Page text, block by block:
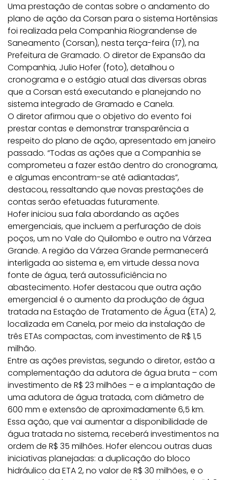
Uma prestação de contas sobre o andamento do
plano de ação da Corsan para o sistema Hortênsias
foi realizada pela Companhia Riograndense de
Saneamento (Corsan), nesta terça-feira (17), na
Prefeitura de Gramado. O diretor de Expansão da
Companhia, Julio Hofer (foto), detalhou o
cronograma e o estágio atual das diversas obras
que a Corsan está executando e planejando no
sistema integrado de Gramado e Canela.
O diretor afirmou que o objetivo do evento foi
prestar contas e demonstrar transparência a
respeito do plano de ação, apresentado em janeiro
passado. “Todas as ações que a Companhia se
comprometeu a fazer estão dentro do cronograma,
e algumas encontram-se até adiantadas”,
destacou, ressaltando que novas prestações de
contas serão efetuadas futuramente.
Hofer iniciou sua fala abordando as ações
emergenciais, que incluem a perfuração de dois
poços, um no Vale do Quilombo e outro na Várzea
Grande. A região da Várzea Grande permanecerá
interligada ao sistema e, em virtude dessa nova
fonte de água, terá autossuficiência no
abastecimento. Hofer destacou que outra ação
emergencial é o aumento da produção de água
tratada na Estação de Tratamento de Água (ETA) 2,
localizada em Canela, por meio da instalação de
três ETAs compactas, com investimento de R$ 1,5
milhão.
Entre as ações previstas, segundo o diretor, estão a
complementação da adutora de água bruta – com
investimento de R$ 23 milhões – e a implantação de
uma adutora de água tratada, com diâmetro de
600 mm e extensão de aproximadamente 6,5 km.
Essa ação, que vai aumentar a disponibilidade de
água tratada no sistema, receberá investimentos na
ordem de R$ 35 milhões. Hofer elencou outras duas
iniciativas planejadas: a duplicação do bloco
hidráulico da ETA 2, no valor de R$ 30 milhões, e o